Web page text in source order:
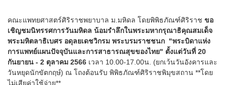
คณะแพทยศาสตร์ศิริราชพยาบาล ม.มหิดล โดยพิพิธภัณฑ์ศิริราช ขอ
เชิญชมนิทรรศการวันมหิดล น้อมรำลึกในพระมหากรุณาธิคุณสมเด็จ
พระมหิตลาธิเบศร อดุลยเดชวิกรม พระบรมราชชนก "พระบิดาแห่ง
การแพทย์แผนปัจจุบันและการสาธารณสุขของไทย" ตั้งแต่วันที่ 20
กันยายน - 2 ตุลาคม 2566 เวลา 10.00-17.00น. (ยกเว้นวันอังคารและ
วันหยุดนักขัตกฤษ์) ณ โถงต้อนรับ พิพิธภัณฑ์ศิริราชพิมุขสถาน **โดย
ไม่เสียค่าใช้จ่าย**